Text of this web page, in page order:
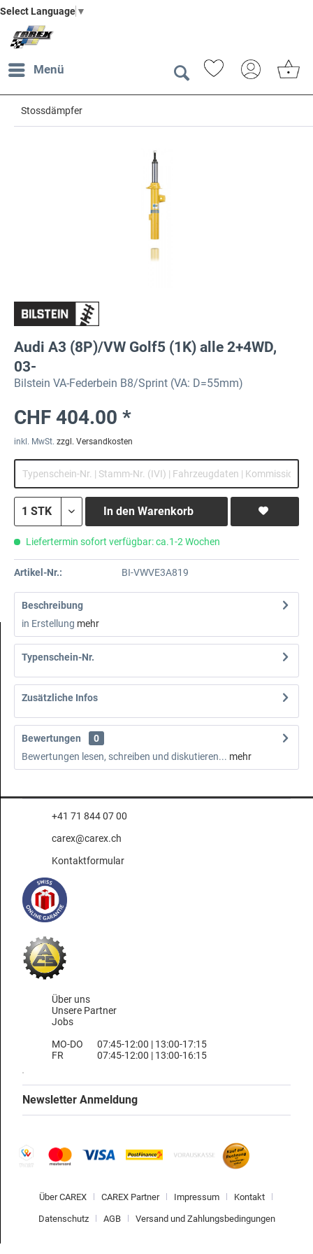
Select Language ▼
Menü
Stossdämpfer
Audi A3 (8P)/VW Golf5 (1K) alle 2+4WD,
03-
Bilstein VA-Federbein B8/Sprint (VA: D=55mm)
CHF 404.00 *
inkl. MwSt. zzgl. Versandkosten
In den Warenkorb
Liefertermin sofort verfügbar: ca.1-2 Wochen
Artikel-Nr.: BI-VWVE3A819
Beschreibung
in Erstellung mehr
Typenschein-Nr.
Zusätzliche Infos
Bewertungen
0
Bewertungen lesen, schreiben und diskutieren... mehr
+41 71 844 07 00
carex@carex.ch
Kontaktformular
Über uns
Unsere Partner
Jobs
MO-DO
FR
07:45-12:00 | 13:00-17:15
07:45-12:00 | 13:00-16:15
Newsletter Anmeldung
Über CAREX CAREX Partner Impressum Kontakt
Datenschutz AGB Versand und Zahlungsbedingungen